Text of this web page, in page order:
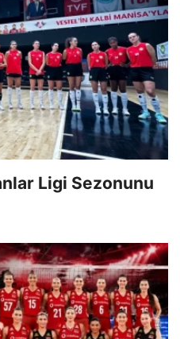
Ligi Sezonunu